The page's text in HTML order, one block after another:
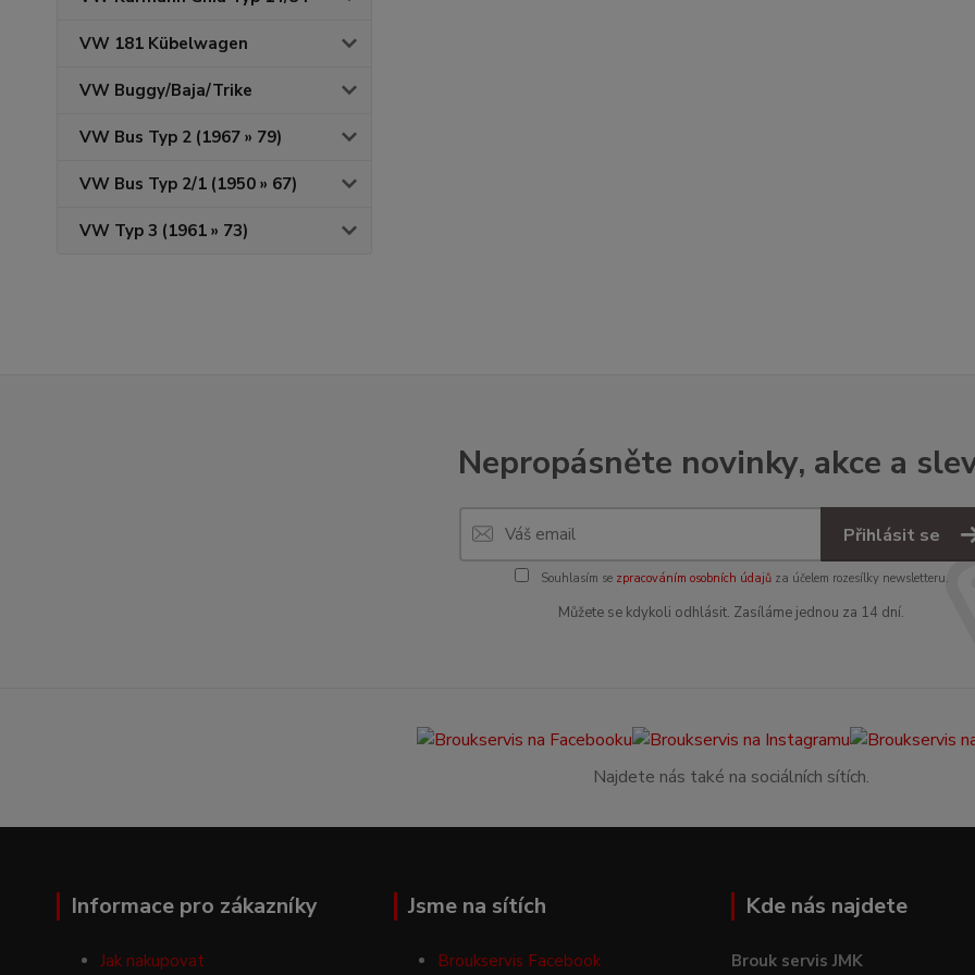
VW 181 Kübelwagen
VW Buggy/Baja/Trike
VW Bus Typ 2 (1967 » 79)
VW Bus Typ 2/1 (1950 » 67)
VW Typ 3 (1961 » 73)
Nepropásněte novinky, akce a
Přihlásit se
Souhlasím se zpracováním osobních údajůza účelem rozesílky newsletteru.
Můžete se kdykoli odhlásit. Zasíláme jednou za 14 dní.
Najdete nás také na sociálních sítích.
Informace pro zákazníky
Jak nakupovat
Jsme na sítích
Broukservis Facebook
Kde nás najdete
Brouk servis JMK